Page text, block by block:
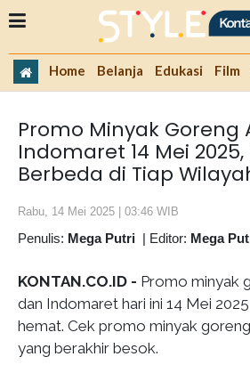
Home Belanja Edukasi Film
Promo Minyak
Indomaret 14 Mei
Berbeda di Tiap
Rabu, 14 Mei 2025 | 03:46 WIB
Penulis: Mega Putri | Editor: Mega
KONTAN.CO.ID - Promo minyak
dan Indomaret hari ini 14 Mei
hemat. Cek promo minyak
yang berakhir besok.